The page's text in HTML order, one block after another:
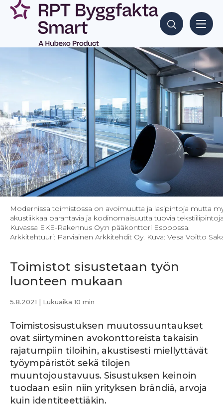
Siirry
sisältöön
Hae sisältöjä
Modernissa toimistossa on avoimuutta ja lasipintoja mutta
akustiikkaa parantavia ja kodinomaisuutta tuovia
Kuvassa EKE-Rakennus Oy:n pääkonttori Espoossa.
Arkkitehtuuri: Parviainen Arkkitehdit Oy. Kuva: Vesa Voitto
Toimistot sisustetaan työn
luonteen mukaan
5.8.2021 | Lukuaika 10 min
Toimistosisustuksen muutossuuntaukset
ovat siirtyminen avokonttoreista takaisin
rajatumpiin tiloihin, akustisesti miellyttävät
työympäristöt sekä tilojen
muuntojoustavuus. Sisustuksen keinoin
tuodaan esiin niin yrityksen brändiä, arvoja
kuin identiteettiäkin.